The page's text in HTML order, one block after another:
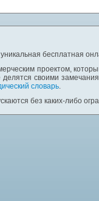
бесплатная
проектом,
своими
словарь.
без каких-либо